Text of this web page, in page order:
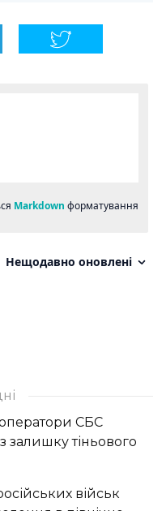
СБС
залишку тіньового
військ